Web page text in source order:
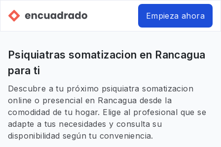
Empieza ahora
Psiquiatras somatizacion en Rancagua
para ti
Descubre a tu próximo psiquiatra somatizacion
online o presencial en Rancagua desde la
comodidad de tu hogar. Elige al profesional que se
adapte a tus necesidades y consulta su
disponibilidad según tu conveniencia.